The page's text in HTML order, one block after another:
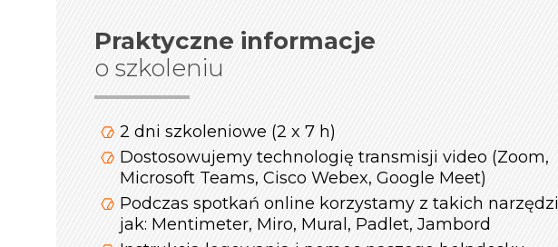
Praktyczne informacje
o szkoleniu
2 dni szkoleniowe (2 x 7 h)
Dostosowujemy technologię transmisji video (Zoom,
Microsoft Teams, Cisco Webex, Google Meet)
Podczas spotkań online korzystamy z takich narzędzi
jak: Mentimeter, Miro, Mural, Padlet, Jambord